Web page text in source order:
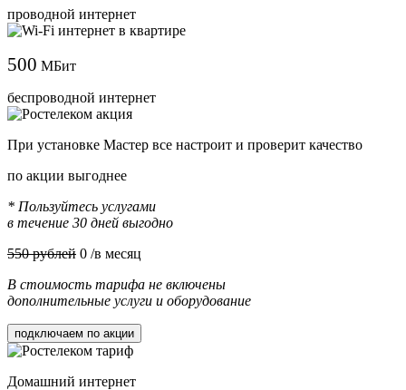
проводной интернет
500 МБит
беспроводной интернет
При установке Мастер все настроит и проверит качество
по акции выгоднее
* Пользуйтесь услугами
в течение 30 дней выгодно
550 рублей 0 /в месяц
В стоимость тарифа не включены
дополнительные услуги и оборудование
подключаем по акции
Домашний интернет